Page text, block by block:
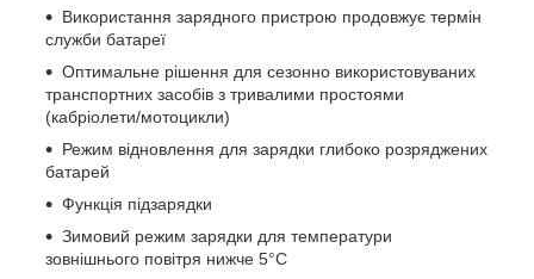
Використання зарядного пристрою продовжує термін
служби батареї
Оптимальне рішення для сезонно використовуваних
транспортних засобів з тривалими простоями
(кабріолети/мотоцикли)
Режим відновлення для зарядки глибоко розряджених
батарей
Функція підзарядки
Зимовий режим зарядки для температури
зовнішнього повітря нижче 5°C